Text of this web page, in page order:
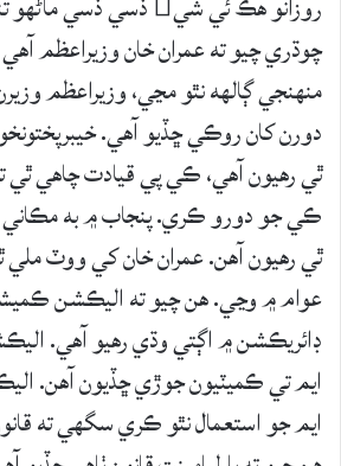
چوڌري چيو ته عمران خان وزيراعظم
منهنجي ڳالهه نٿو مڃي، وزيراعظم
دورن کان روڪي ڇڏيو آهي.
ٿي رهيون آهي، ڪي پي قيادت چاهي
ڪي جو دورو ڪري. پنجاب ۾ به مڪاني
ٿي رهيون آهن. عمران خان کي ووٽ ملي
عوام ۾ وڃي. هن چيو ته اليڪشن
ڊائريڪشن ۾ اڳتي وڌي رهيو آهي.
ايم تي ڪميٽيون جوڙي ڇڏيون آهن.
ايم جو استعمال نٿو ڪري سگهي ته